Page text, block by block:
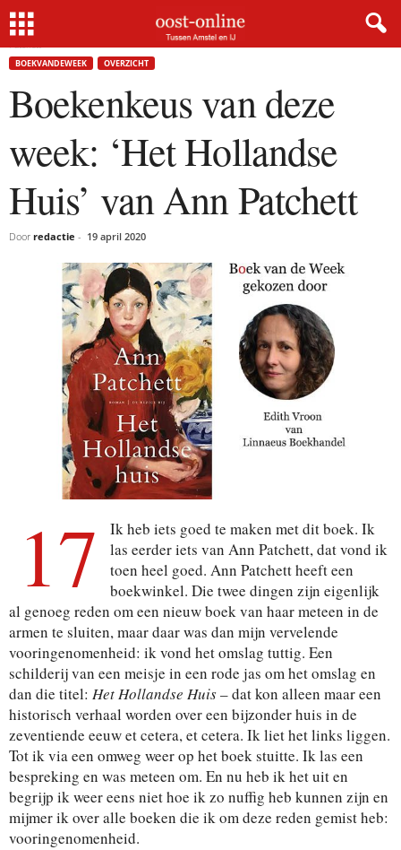
Home
Boekenkeus van deze week: ‘Het Hollandse Huis’ van Ann
Patchett
BOEKVANDEWEEK OVERZICHT
Boekenkeus van deze
week: ‘Het Hollandse
Huis’ van Ann Patchett
Door redactie - 19 april 2020
17
Ik heb iets goed te maken met dit boek. Ik
las eerder iets van Ann Patchett, dat vond ik
toen heel goed. Ann Patchett heeft een
boekwinkel. Die twee dingen zijn eigenlijk
al genoeg reden om een nieuw boek van haar meteen in de
armen te sluiten, maar daar was dan mijn vervelende
vooringenomenheid: ik vond het omslag tuttig. Een
schilderij van een meisje in een rode jas om het omslag en
dan die titel: Het Hollandse Huis– dat kon alleen maar een
historisch verhaal worden over een bijzonder huis in de
zeventiende eeuw et cetera, et cetera. Ik liet het links liggen.
Tot ik via een omweg weer op het boek stuitte. Ik las een
bespreking en was meteen om. En nu heb ik het uit en
begrijp ik weer eens niet hoe ik zo nuffig heb kunnen zijn en
mijmer ik over alle boeken die ik om deze reden gemist heb:
vooringenomenheid.